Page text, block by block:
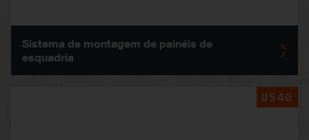
Sistema de montagem de painéis de
esquadria
US40